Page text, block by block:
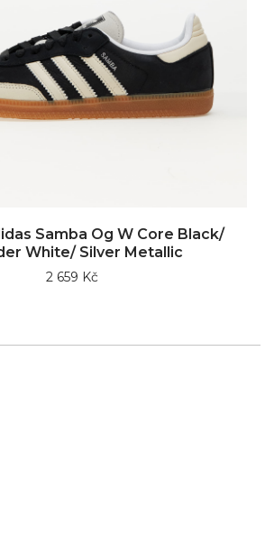
Samba Og W Core Black/
White/ Silver Metallic
2 659 Kč